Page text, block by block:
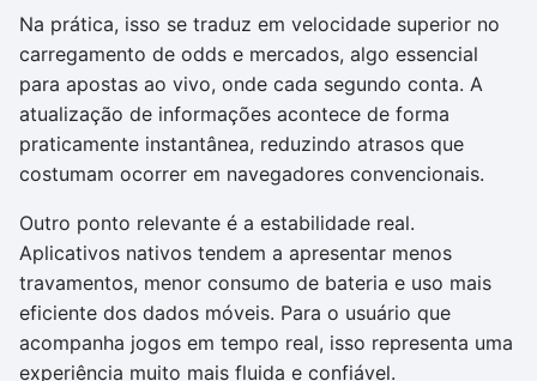
Na prática, isso se traduz em velocidade superior no
carregamento de odds e mercados, algo essencial
para apostas ao vivo, onde cada segundo conta. A
atualização de informações acontece de forma
praticamente instantânea, reduzindo atrasos que
costumam ocorrer em navegadores convencionais.
Outro ponto relevante é a estabilidade real.
Aplicativos nativos tendem a apresentar menos
travamentos, menor consumo de bateria e uso mais
eficiente dos dados móveis. Para o usuário que
acompanha jogos em tempo real, isso representa uma
experiência muito mais fluida e confiável.